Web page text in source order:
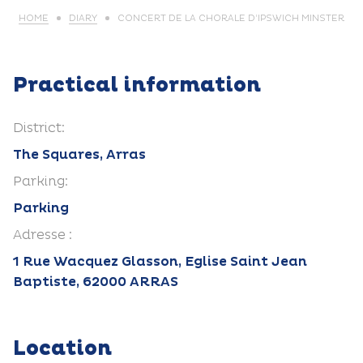
HOME DIARY CONCERT DE LA CHORALE D’IPSWICH MINSTER
Practical information
District:
The Squares, Arras
Parking:
Parking
Adresse :
1 Rue Wacquez Glasson, Eglise Saint Jean
Baptiste, 62000 ARRAS
Location